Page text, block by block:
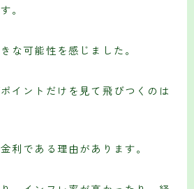
。
な可能性を感じました。
イントだけを見て飛びつくのは
利である理由があります。